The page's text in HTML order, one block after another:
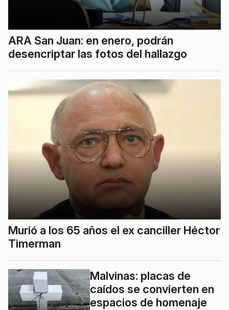
ARA San Juan: en enero, podrán
desencriptar las fotos del hallazgo
Murió a los 65 años el ex canciller Héctor
Timerman
Malvinas: placas de
caídos se convierten en
espacios de homenaje